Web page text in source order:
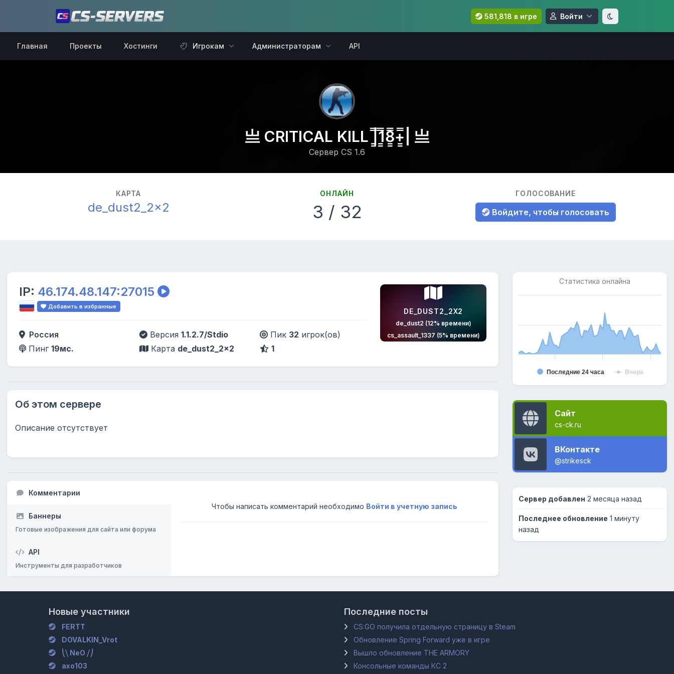
581,818 в игре Войти
Главная Проекты Хостинги Игрокам Администраторам API
亗 CRITICAL KILL |͇̿1͇̿8͇̿+͇̿| 亗
Сервер CS 1.6
КАРТА
de_dust2_2x2
ОНЛАЙН
3 / 32
ГОЛОСОВАНИЕ
Войдите, чтобы голосовать
IP: 46.174.48.147:27015
Добавить в избранные
Россия
Пинг 19мс.
Версия 1.1.2.7/Stdio
Карта de_dust2_2x2
Пик 32 игрок(ов)
1
DE_DUST2_2X2
de_dust2 (12% времени)
cs_assault_1337 (5% времени)
Об этом сервере
Описание отсутствует
Комментарии
Баннеры
Готовые изображения для сайта или форума
API
Инструменты для разработчиков
Чтобы написать комментарий необходимо Войти в учетную запись
Последние 24 часа Вчера
Статистика онлайна
Сайт
cs-ck.ru
ВКонтакте
@strikesck
Сервер добавлен 2 месяца назад
Последнее обновление 1 минуту
назад
Новые участники
FERTT
DOVALKIN_Vrot
⎝⧹ NeO ⧸⎠
axo103
Последние посты
CS:GO получила отдельную страницу в Steam
Обновление Spring Forward уже в игре
Вышло обновление THE ARMORY
Консольные команды КС 2